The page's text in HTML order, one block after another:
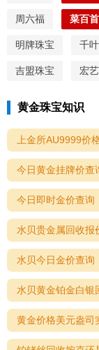
周六福 菜百
明牌珠宝 千
吉盟珠宝 宏
黄金珠宝知识
上金所AU9999价
今日黄金挂牌价查
今日即时金价查询
水贝贵金属回收报
水贝今日金价查询
水贝黄金铂金白银
黄金价格美元盎司